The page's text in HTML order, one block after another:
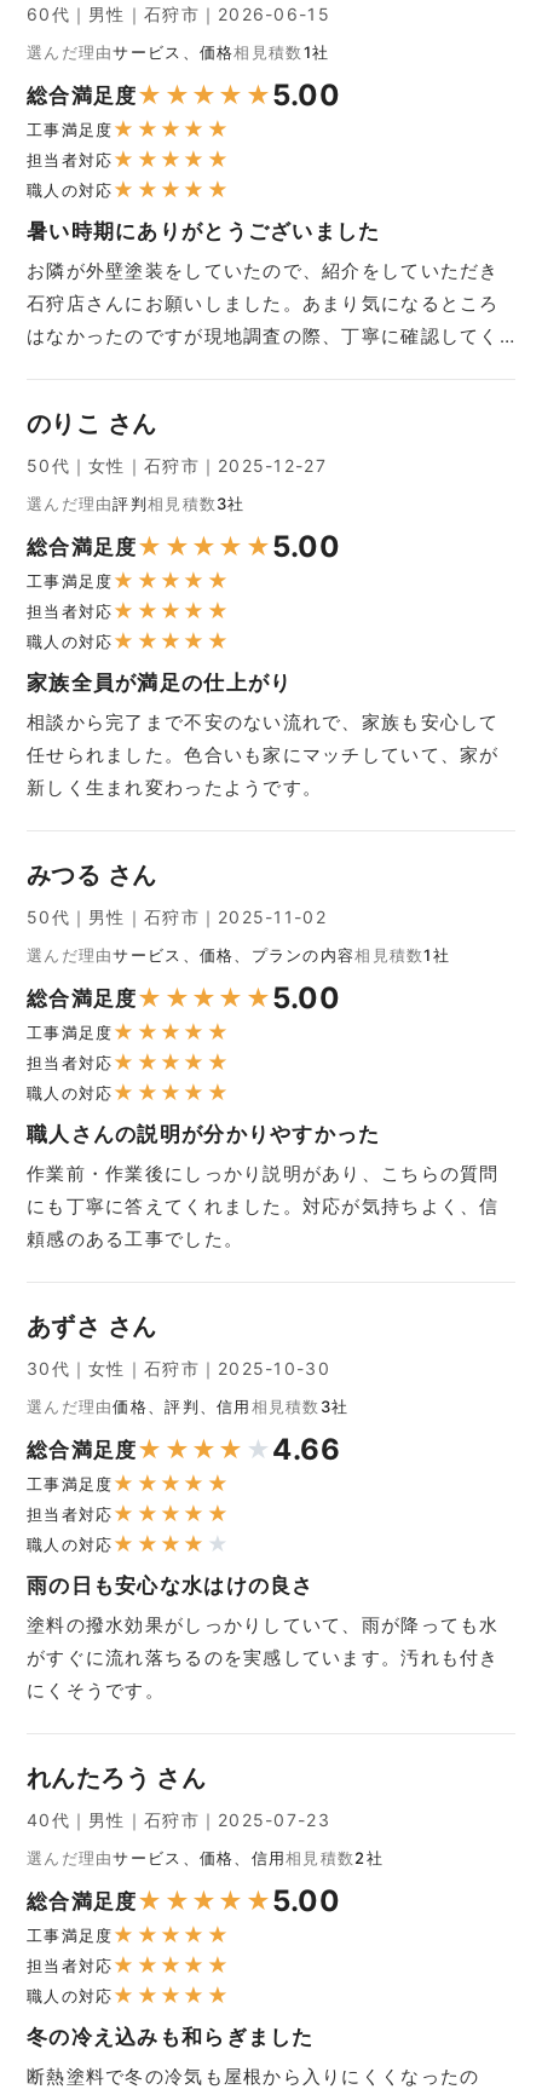
60代｜男性｜石狩市｜2026-06-15
選んだ理由サービス、価格相見積数1社
総合満足度★ ★ ★ ★ ★5.00
工事満足度★ ★ ★ ★ ★
担当者対応★ ★ ★ ★ ★
職人の対応★ ★ ★ ★ ★
暑い時期にありがとうございました
お隣が外壁塗装をしていたので、紹介をしていただき
石狩店さんにお願いしました。あまり気になるところ
はなかったのですが現地調査の際、丁寧に確認してく…
のりこ さん
50代｜女性｜石狩市｜2025-12-27
選んだ理由評判相見積数3社
総合満足度★ ★ ★ ★ ★5.00
工事満足度★ ★ ★ ★ ★
担当者対応★ ★ ★ ★ ★
職人の対応★ ★ ★ ★ ★
家族全員が満足の仕上がり
相談から完了まで不安のない流れで、家族も安心して
任せられました。色合いも家にマッチしていて、家が
新しく生まれ変わったようです。
みつる さん
50代｜男性｜石狩市｜2025-11-02
選んだ理由サービス、価格、プランの内容相見積数1社
総合満足度★ ★ ★ ★ ★5.00
工事満足度★ ★ ★ ★ ★
担当者対応★ ★ ★ ★ ★
職人の対応★ ★ ★ ★ ★
職人さんの説明が分かりやすかった
作業前・作業後にしっかり説明があり、こちらの質問
にも丁寧に答えてくれました。対応が気持ちよく、信
頼感のある工事でした。
あずさ さん
30代｜女性｜石狩市｜2025-10-30
選んだ理由価格、評判、信用相見積数 3社
総合満足度★ ★ ★ ★ ★ 4.66
工事満足度★ ★ ★ ★ ★
担当者対応★ ★ ★ ★ ★
職人の対応★ ★ ★ ★ ★
雨の日も安心な水はけの良さ
塗料の撥水効果がしっかりしていて、雨が降っても水
がすぐに流れ落ちるのを実感しています。汚れも付き
にくそうです。
れんたろう さん
40代｜男性｜石狩市｜2025-07-23
選んだ理由サービス、価格、信用相見積数2社
総合満足度★ ★ ★ ★ ★5.00
工事満足度★ ★ ★ ★ ★
担当者対応★ ★ ★ ★ ★
職人の対応★ ★ ★ ★ ★
冬の冷え込みも和らぎました
断熱塗料で冬の冷気も屋根から入りにくくなったの